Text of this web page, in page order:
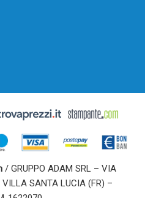
/ GRUPPO ADAM SRL – VIA
VILLA SANTA LUCIA (FR) –